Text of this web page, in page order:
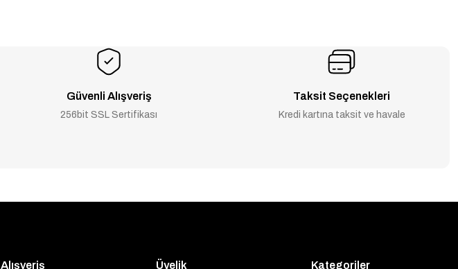
Güvenli Alışveriş
256bit SSL Sertifikası
Taksit Seçenekleri
Kredi kartına taksit ve havale
Alışveriş Üyelik Kategoriler